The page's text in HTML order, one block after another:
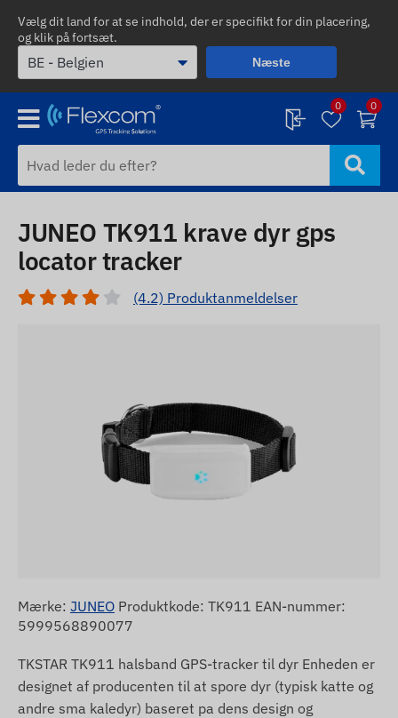
Vælg dit land for at se indhold, der er specifikt for din placering,
og klik på fortsæt.
Næste
0 0
JUNEO TK911 krave dyr gps
locator tracker
(4.2) Produktanmeldelser
Mærke: JUNEO Produktkode: TK911 EAN-nummer:
5999568890077
TKSTAR TK911 halsband GPS-tracker til dyr Enheden er
designet af producenten til at spore dyr (typisk katte og
andre sma kaledyr) baseret pa dens design og